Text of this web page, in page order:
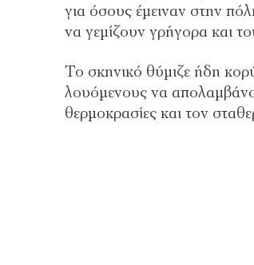
για όσους έμειναν στην
να γεμίζουν γρήγορα και
Το σκηνικό θύμιζε ήδη
λουόμενους να
θερμοκρασίες και τον